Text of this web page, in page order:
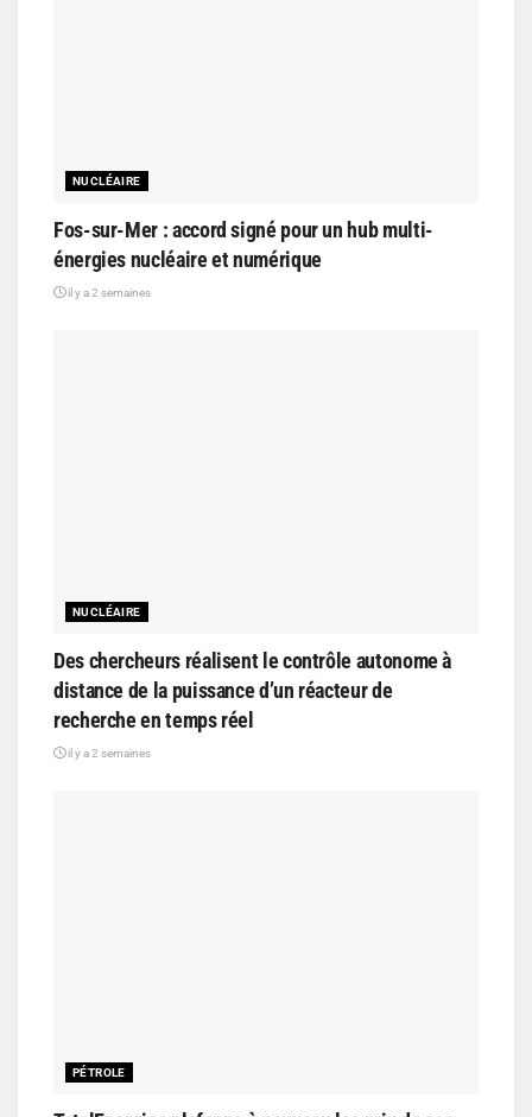
NUCLÉAIRE
Fos-sur-Mer : accord signé pour un hub multi-
énergies nucléaire et numérique
il y a 2 semaines
NUCLÉAIRE
Des chercheurs réalisent le contrôle autonome à
distance de la puissance d’un réacteur de
recherche en temps réel
il y a 2 semaines
PÉTROLE